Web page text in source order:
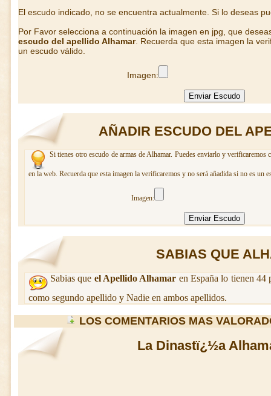
El escudo indicado, no se encuentra actualmente. Si lo deseas
Por Favor selecciona a continuación la imagen en jpg, que
escudo del apellido Alhamar. Recuerda que esta imagen la
un escudo válido.
Imagen:
AÑADIR ESCUDO DEL
Si tienes otro escudo de armas de Alhamar. Puedes enviarlo y
en la web. Recuerda que esta imagen la verificaremos y no será añadida si no es un
Imagen:
SABIAS QUE
Sabias que el Apellido Alhamar en España lo tienen 44
como segundo apellido y Nadie en ambos apellidos.
LOS COMENTARIOS MAS
La Dinastï¿½a